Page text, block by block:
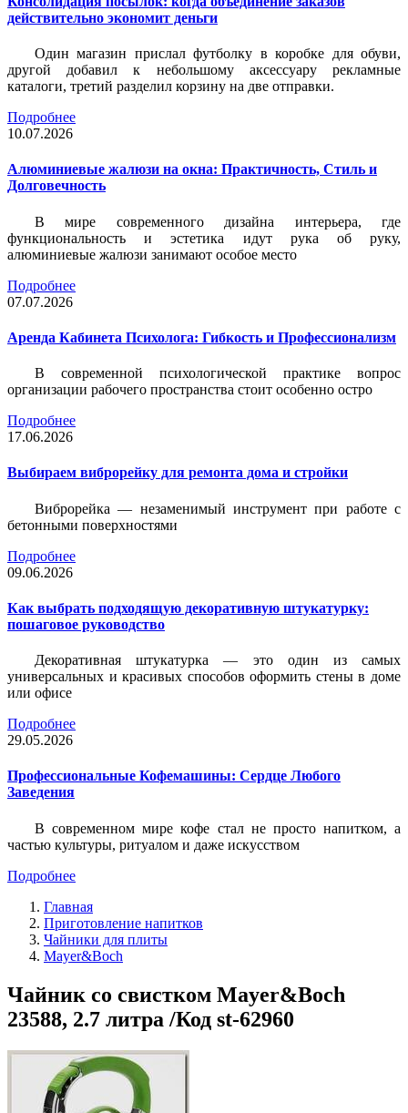
действительно экономит деньги
Один магазин прислал футболку в коробке для обуви,
другой добавил к небольшому аксессуару рекламные
каталоги, третий разделил корзину на две отправки.
Подробнее
10.07.2026
Алюминиевые жалюзи на окна: Практичность, Стиль и
Долговечность
В мире современного дизайна интерьера, где
функциональность и эстетика идут рука об руку,
алюминиевые жалюзи занимают особое место
Подробнее
07.07.2026
Аренда Кабинета Психолога: Гибкость и Профессионализм
В современной психологической практике вопрос
организации рабочего пространства стоит особенно остро
Подробнее
17.06.2026
Выбираем виброрейку для ремонта дома и стройки
Виброрейка — незаменимый инструмент при работе с
бетонными поверхностями
Подробнее
09.06.2026
Как выбрать подходящую декоративную штукатурку:
пошаговое руководство
Декоративная штукатурка — это один из самых
универсальных и красивых способов оформить стены в доме
или офисе
Подробнее
29.05.2026
Профессиональные Кофемашины: Сердце Любого
Заведения
В современном мире кофе стал не просто напитком, а
частью культуры, ритуалом и даже искусством
Подробнее
Главная
Приготовление напитков
Чайники для плиты
Mayer&Boch
Чайник со свистком Mayer&Boch
23588, 2.7 литра /Код st-62960